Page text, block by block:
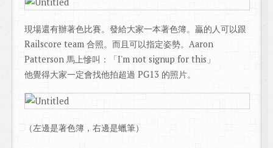
現場還有辦著色比賽。發給大家一本著色簿。贏的人可以跟
Railscore team 合照。而且可以指定姿勢。Aaron
Patterson 馬上慘叫：「I'm not signup for this」
他覺得大家一定會找他拍超過 PG13 的照片。
（左邊是著色簿，右邊是蠟筆）